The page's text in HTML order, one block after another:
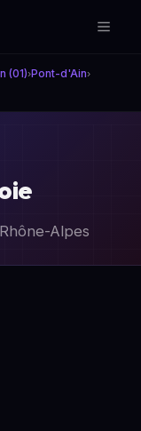
(01)›Pont-d'Ain›
Alpes